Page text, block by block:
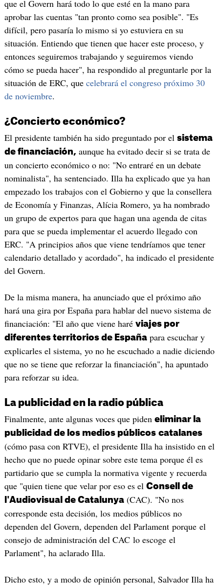
que el Govern hará todo lo que esté en la mano para
aprobar las cuentas "tan pronto como sea posible". "Es
difícil, pero pasaría lo mismo si yo estuviera en su
situación. Entiendo que tienen que hacer este proceso, y
entonces seguiremos trabajando y seguiremos viendo
cómo se pueda hacer", ha respondido al preguntarle por la
situación de ERC, que celebrará el congreso próximo 30
de noviembre.
¿Concierto económico?
El presidente también ha sido preguntado por el sistema
de financiación, aunque ha evitado decir si se trata de
un concierto económico o no: "No entraré en un debate
nominalista", ha sentenciado. Illa ha explicado que ya han
empezado los trabajos con el Gobierno y que la consellera
de Economía y Finanzas, Alícia Romero, ya ha nombrado
un grupo de expertos para que hagan una agenda de citas
para que se pueda implementar el acuerdo llegado con
ERC. "A principios años que viene tendríamos que tener
calendario detallado y acordado", ha indicado el presidente
del Govern.
De la misma manera, ha anunciado que el próximo año
hará una gira por España para hablar del nuevo sistema de
financiación: "El año que viene haré viajes por
diferentes territorios de Españapara escuchar y
explicarles el sistema, yo no he escuchado a nadie diciendo
que no se tiene que reforzar la financiación", ha apuntado
para reforzar su idea.
La publicidad en la radio pública
Finalmente, ante algunas voces que piden eliminar la
publicidad de los medios públicos catalanes
(cómo pasa con RTVE), el presidente Illa ha insistido en el
hecho que no puede opinar sobre este tema porque él es
partidario que se cumpla la normativa vigente y recuerda
que "quien tiene que velar por eso es el Consell de
l'Audiovisual de Catalunya(CAC). "No nos
corresponde esta decisión, los medios públicos no
dependen del Govern, dependen del Parlament porque el
consejo de administración del CAC lo escoge el
Parlament", ha aclarado Illa.
Dicho esto, y a modo de opinión personal, Salvador Illa ha